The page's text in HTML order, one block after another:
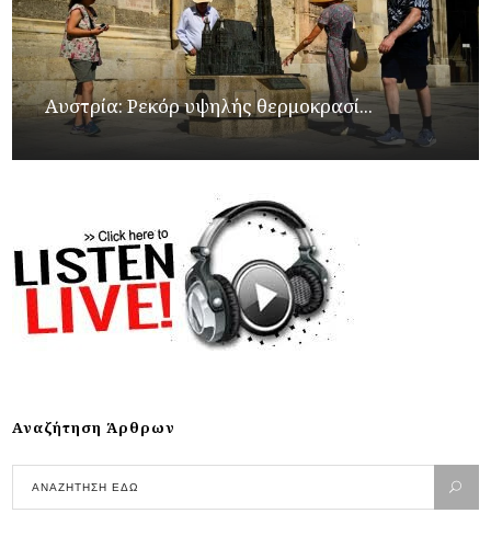
Αυστρία: Ρεκόρ υψηλής θερμοκρασί...
Αναζήτηση Άρθρων